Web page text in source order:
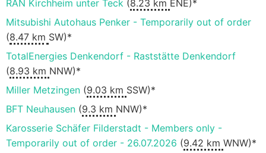
RAN Kirchheim unter Teck (8.23 km ENE)*
Mitsubishi Autohaus Penker - Temporarily out of order
(8.47 km SW)*
TotalEnergies Denkendorf - Raststätte Denkendorf
(8.93 km NNW)*
Miller Metzingen (9.03 km SSW)*
BFT Neuhausen (9.3 km NNW)*
Karosserie Schäfer Filderstadt - Members only -
Temporarily out of order - 26.07.2026 (9.42 km WNW)*